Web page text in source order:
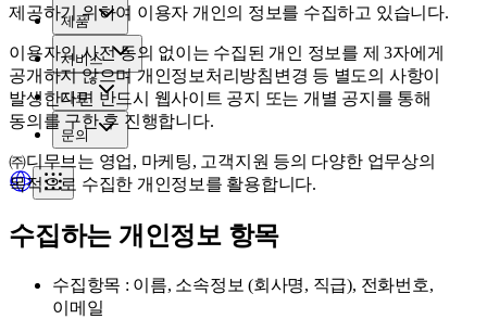
제품
서비스
자료
문의
제공하기 위하여 이용자 개인의 정보를 수집하고 있습니다.
이용자의 사전 동의 없이는 수집된 개인 정보를 제 3자에게
공개하지 않으며 개인정보처리방침변경 등 별도의 사항이
발생한다면 반드시 웹사이트 공지 또는 개별 공지를 통해
동의를 구한 후 진행합니다.
㈜디무브는 영업, 마케팅, 고객지원 등의 다양한 업무상의
목적으로 수집한 개인정보를 활용합니다.
수집하는 개인정보 항목
수집항목 : 이름, 소속정보 (회사명, 직급), 전화번호,
이메일